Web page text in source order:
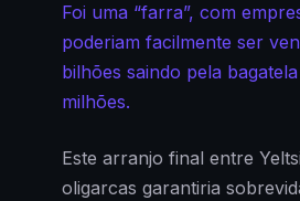
Foi uma “farra”, com
poderiam facilmente ser
bilhões saindo pela
milhões.
Este arranjo final entre
oligarcas garantiria